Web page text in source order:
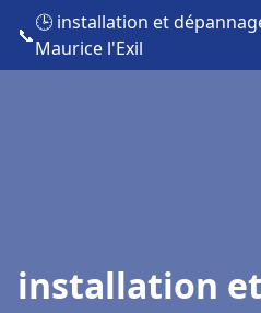
📞
🕒 installation et
Maurice l'Exil
installation